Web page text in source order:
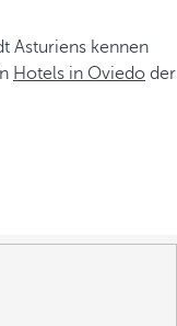
Asturiens kennen
Hotels in Oviedo der